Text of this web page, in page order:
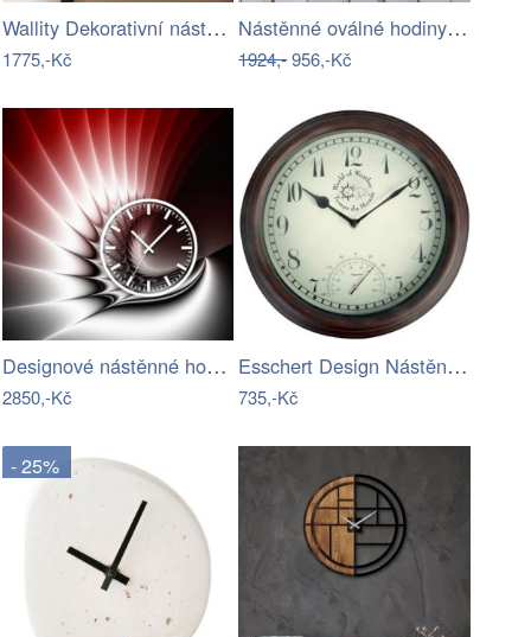
Wallity Dekorativní nástěnné hodiny…
1775,-Kč
Nástěnné oválné hodiny s velkými…
1924,-956,-Kč
Designové nástěnné hodiny 3848-0002 DX…
2850,-Kč
Esschert Design Nástěnné hodiny s…
735,-Kč
- 25%